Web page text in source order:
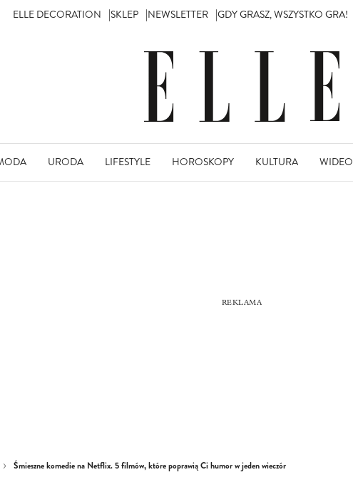
ELLE DECORATION SKLEP NEWSLETTER GDY GRASZ, WSZYSTKO GRA!
URODA LIFESTYLE HOROSKOPY KULTURA WIDEO
Śmieszne komedie na Netflix. 5 filmów, które poprawią Ci humor w jeden wieczór